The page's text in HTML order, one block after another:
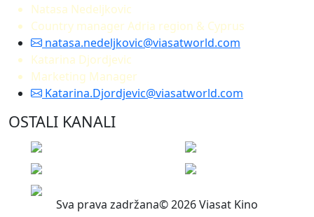
Natasa Nedeljkovic
Country manager Adria region & Cyprus
natasa.nedeljkovic@viasatworld.com
Katarina Djordjevic
Marketing Manager
Katarina.Djordjevic@viasatworld.com
OSTALI KANALI
Sva prava zadržana© 2026 Viasat Kino